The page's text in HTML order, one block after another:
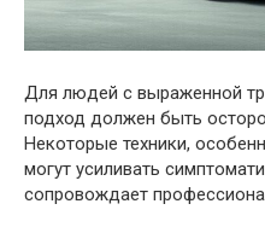
Для людей с выраженной
подход должен быть
Некоторые техники,
могут усиливать
сопровождает